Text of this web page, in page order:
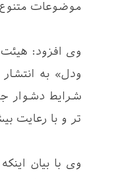
موضوعات متنوع
وی افزود: هیئت
شرایط دشوار
تر و با رعایت
وی با بیان